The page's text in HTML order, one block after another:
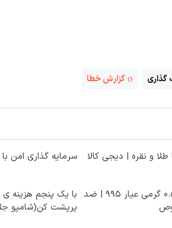
گذاری گزارش خطا
و نقره | دیجی کالا
سرمایه گذاری امن
خرید شمش زیوتو ۰.۵ گرمی عیار ۹۹۵ | ضد با یک پنجم هزینه
پرپشت کن(شامپو